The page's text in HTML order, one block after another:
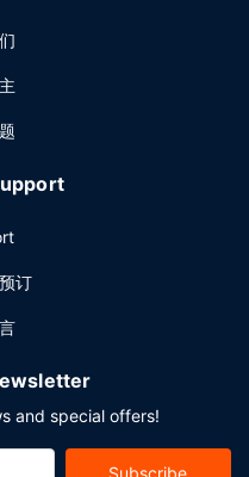
订
and special offers!
Subscribe